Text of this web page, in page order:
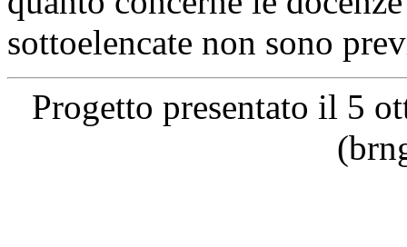
sottoelencate non sono
Progetto presentato il 5